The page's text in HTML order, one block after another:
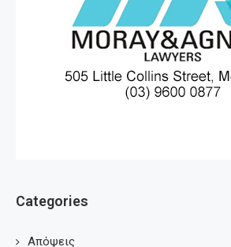
Categories
Απόψεις